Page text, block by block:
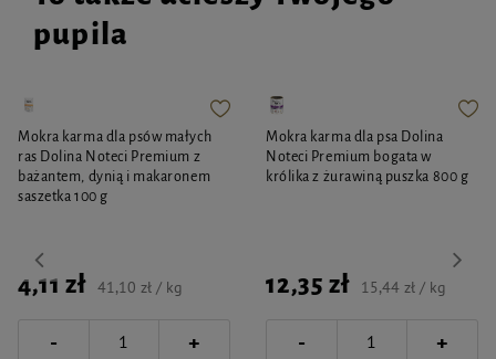
pupila
Mokra karma dla psów małych
ras Dolina Noteci Premium z
bażantem, dynią i makaronem
saszetka 100 g
4,11 zł 41,10 zł / kg
- +
Mokra karma dla psa Dolina
Noteci Premium bogata w
królika z żurawiną puszka 800 g
12,35 zł 15,44 zł / kg
- +